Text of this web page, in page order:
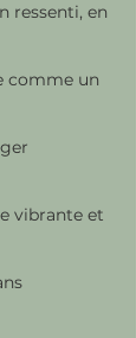
ressenti, en
comme un
vibrante et